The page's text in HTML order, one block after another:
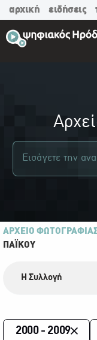
αρχική ειδήσεις
ΑΡΧΕΙΟ
ΠΑΪ́ΚΟΥ
Η Συλλογή
2000 - 2009